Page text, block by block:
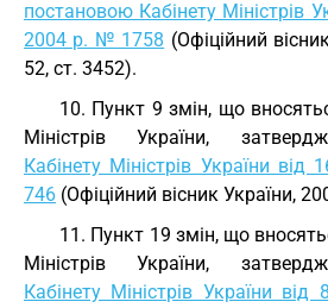
постановою Кабінету Міністрів
2004 р. № 1758 (Офіційний
52, ст. 3452).
10. Пункт 9 змін, що
Міністрів України,
Кабінету Міністрів України
746 (Офіційний вісник України,
11. Пункт 19 змін, що
Міністрів України,
Кабінету Міністрів України